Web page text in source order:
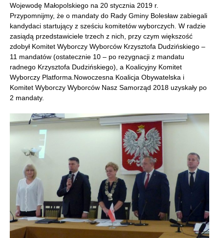
Wojewodę Małopolskiego na 20 stycznia 2019 r.
Przypomnijmy, że o mandaty do Rady Gminy Bolesław zabiegali
kandydaci startujący z sześciu komitetów wyborczych. W radzie
zasiądą przedstawiciele trzech z nich, przy czym większość
zdobył Komitet Wyborczy Wyborców Krzysztofa Dudzińskiego –
11 mandatów (ostatecznie 10 – po rezygnacji z mandatu
radnego Krzysztofa Dudzińskiego), a Koalicyjny Komitet
Wyborczy Platforma.Nowoczesna Koalicja Obywatelska i
Komitet Wyborczy Wyborców Nasz Samorząd 2018 uzyskały po
2 mandaty.